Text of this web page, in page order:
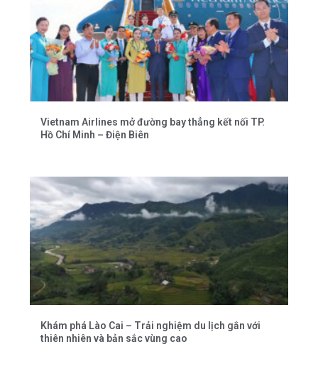
Vietnam Airlines mở đường bay thẳng kết nối TP.
Hồ Chí Minh – Điện Biên
Khám phá Lào Cai – Trải nghiệm du lịch gắn với
thiên nhiên và bản sắc vùng cao